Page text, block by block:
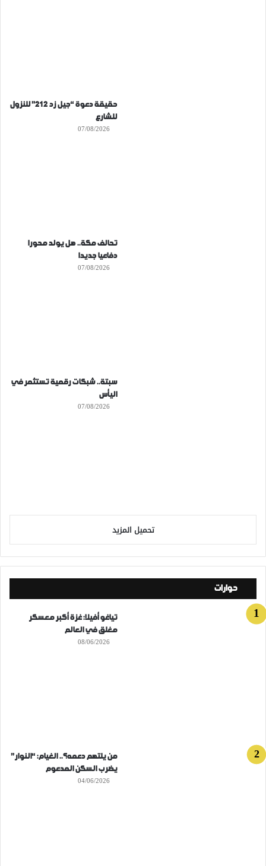
حقيقة دعوة “جيل زد 212” للنزول
للشارع
07/08/2026
تحالف مكة.. هل يولد محورا
دفاعيا جديدا
07/08/2026
سبتة.. شبكات رقمية تستثمر في
اليأس
07/08/2026
تحميل المزيد
حوارات
تياغو أفيلا: غزة أكبر معسكر
مغلق في العالم
08/06/2026
من يلتهم دعمه؟.. الغيام: “النوار”
يضرب السكن المدعوم
04/06/2026